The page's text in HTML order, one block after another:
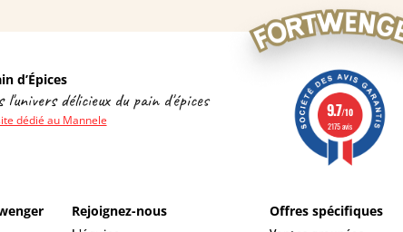
d’Épices
l'univers délicieux du pain d'épices
dédié au Mannele 9.7/10
2175 avis
Rejoignez-nous Offres spécifiques